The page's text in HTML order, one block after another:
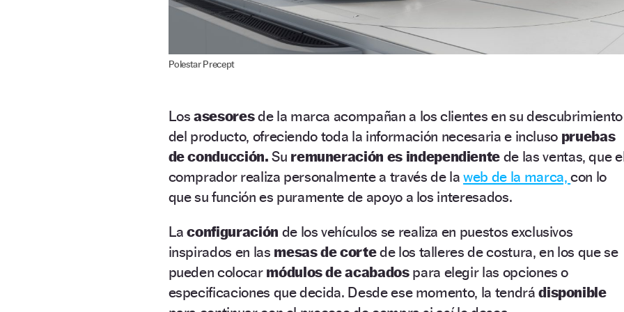
Polestar Precept
Losasesoresde la marca acompañan a los clientes en su descubrimiento
del producto, ofreciendo toda la información necesaria e incluso pruebas
de conducción.Su remuneración es independiente de las ventas, que
comprador realiza personalmente a través de laweb de la marca,con lo
que su función es puramente de apoyo a los interesados.
Laconfiguración de los vehículos se realiza en puestos exclusivos
inspirados en las mesas de cortede los talleres de costura, en los que se
pueden colocar módulos de acabados para elegir las opciones o
especificaciones que decida. Desde ese momento, la tendrádisponible